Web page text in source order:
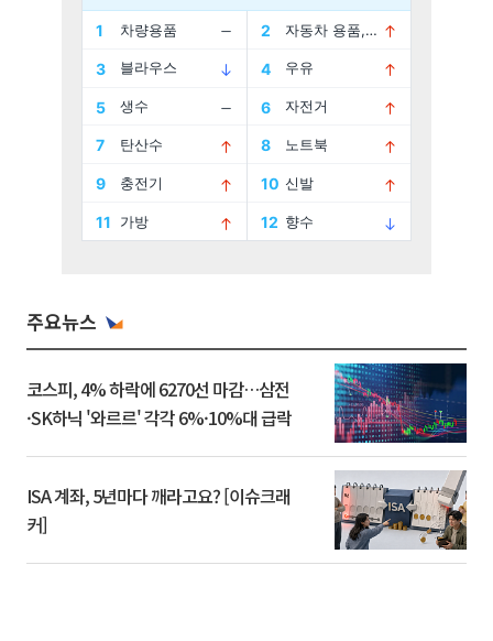
주요뉴스
코스피, 4% 하락에 6270선 마감…삼전
·SK하닉 '와르르' 각각 6%·10%대 급락
ISA 계좌, 5년마다 깨라고요? [이슈크래
커]